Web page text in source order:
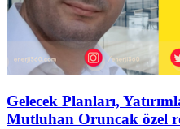
Gelecek Planları,
Mutluhan Oruncak özel